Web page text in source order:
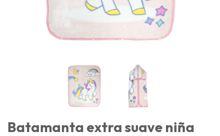
Batamanta extra suave niña